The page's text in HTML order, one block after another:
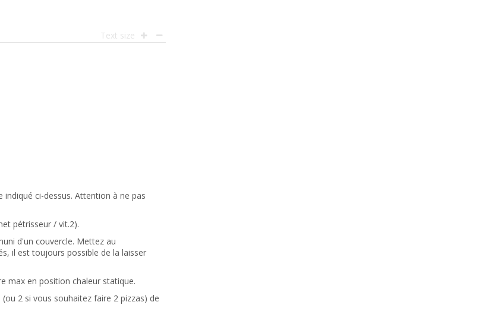
Text size
ci-dessus. Attention à ne pas
pétrisseur / vit.2).
d'un couvercle. Mettez au
il est toujours possible de la laisser
max en position chaleur statique.
2 si vous souhaitez faire 2 pizzas) de